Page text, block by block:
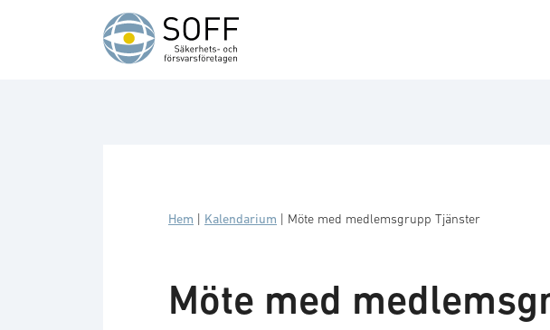
Hoppa till innehåll
Hem Kalendarium Möte med medlemsgrupp Tjänster
Möte med